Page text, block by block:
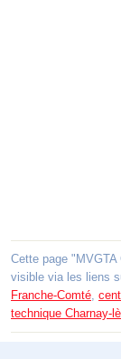
Cette page
visible via les liens
Franche-Comté,
technique Charnay-